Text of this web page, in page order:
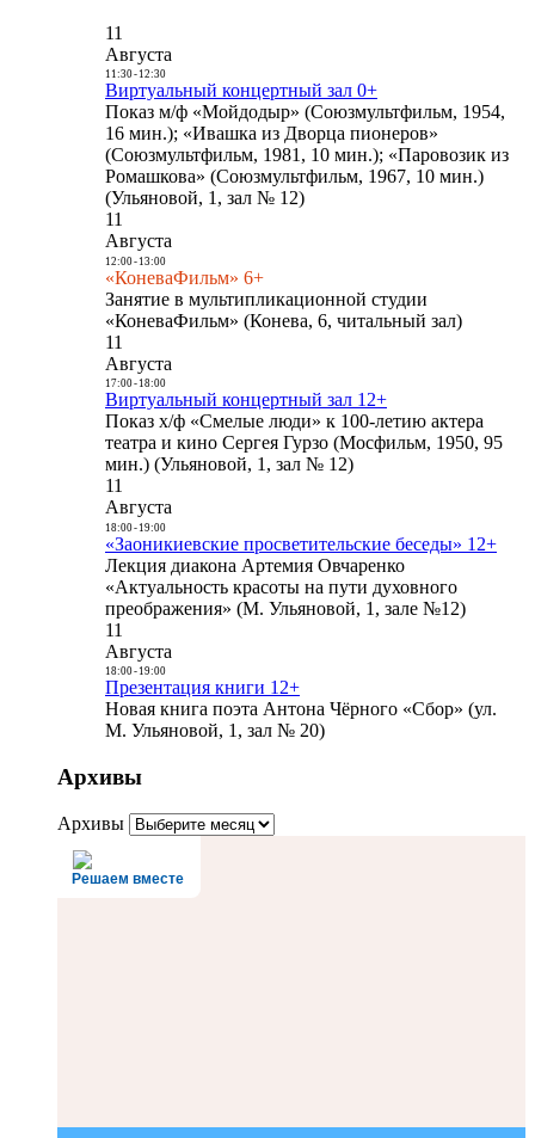
11
Августа
11:30- 12:30
Виртуальный концертный зал 0+
Показ м/ф «Мойдодыр» (Союзмультфильм, 1954,
16 мин.); «Ивашка из Дворца пионеров»
(Союзмультфильм, 1981, 10 мин.); «Паровозик из
Ромашкова» (Союзмультфильм, 1967, 10 мин.)
(Ульяновой, 1, зал № 12)
11
Августа
12:00- 13:00
«КоневаФильм» 6+
Занятие в мультипликационной студии
«КоневаФильм» (Конева, 6, читальный зал)
11
Августа
17:00- 18:00
Виртуальный концертный зал 12+
Показ х/ф «Смелые люди» к 100-летию актера
театра и кино Сергея Гурзо (Мосфильм, 1950, 95
мин.) (Ульяновой, 1, зал № 12)
11
Августа
18:00- 19:00
«Заоникиевские просветительские беседы» 12+
Лекция диакона Артемия Овчаренко
«Актуальность красоты на пути духовного
преображения» (М. Ульяновой, 1, зале №12)
11
Августа
18:00- 19:00
Презентация книги 12+
Новая книга поэта Антона Чёрного «Сбор» (ул.
М. Ульяновой, 1, зал № 20)
Архивы
Архивы
Решаем вместе